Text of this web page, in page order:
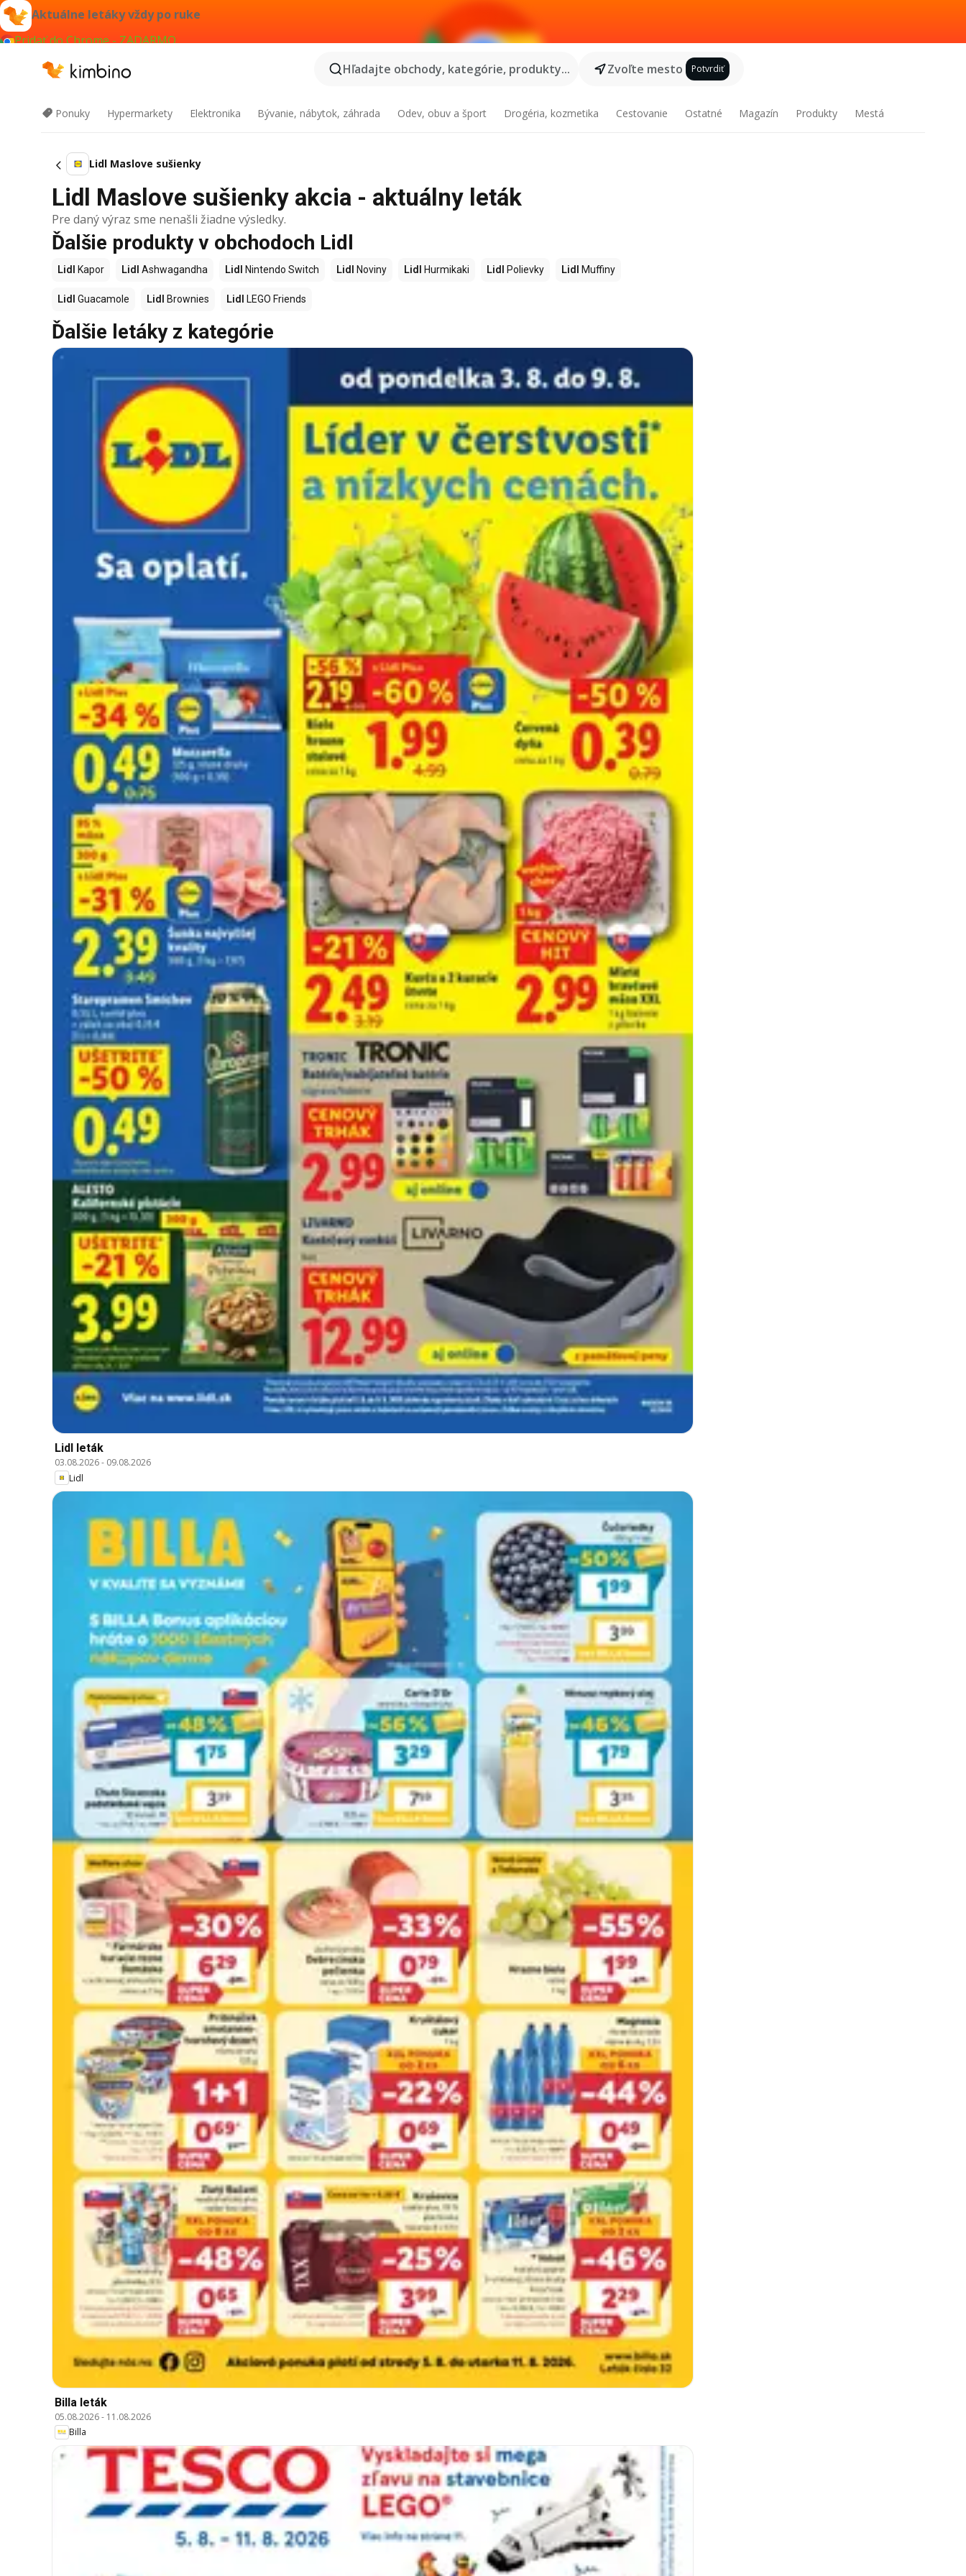
Aktuálne letáky vždy po ruke
Pridať do Chrome - ZADARMO
Hľadajte obchody, kategórie, produkty...
Zvoľte mesto Potvrdiť
Ponuky Hypermarkety Elektronika Bývanie, nábytok, záhrada Odev, obuv a šport Drogéria, kozmetika Cestovanie Ostatné Magazín Produkty Mestá
Lidl Maslove sušienky
Lidl Maslove sušienky akcia - aktuálny leták
Pre daný výraz sme nenašli žiadne výsledky.
Ďalšie produkty v obchodoch Lidl
Lidl Kapor Lidl Ashwagandha Lidl Nintendo Switch Lidl Noviny Lidl Hurmikaki Lidl Polievky Lidl Muffiny
Lidl Guacamole Lidl Brownies Lidl LEGO Friends
Ďalšie letáky z kategórie
Lidl leták
03.08.2026- 09.08.2026
Lidl
Billa leták
05.08.2026- 11.08.2026
Billa